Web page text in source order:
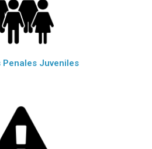
Penales Juveniles